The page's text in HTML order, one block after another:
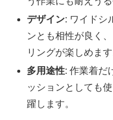
デザイン: ワイドシ
ンとも相性が良く
リングが楽しめます
多用途性: 作業着だ
ッションとしても
躍します。